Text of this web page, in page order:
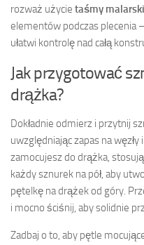
rozważ użycie taśmy
elementów podczas plecenia
ułatwi kontrolę nad całą
Jak przygotować
drążka?
Dokładnie odmierz i przytnij
uwzględniając zapas na
zamocujesz do drążka,
każdy sznurek na pół, aby
pętelkę na drążek od góry.
i mocno ściśnij, aby solidnie
Zadbaj o to, aby pętle